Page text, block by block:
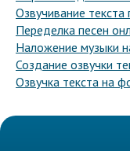
Озвучивание
Переделка песен
Наложение музыки
Создание озвучки
Озвучка текста на